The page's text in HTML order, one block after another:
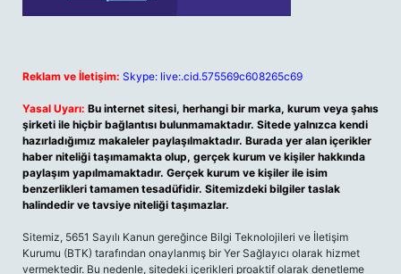
Reklam ve İletişim: Skype: live:.cid.575569c608265c69
Yasal Uyarı: Bu internet sitesi, herhangi bir marka, kurum veya şahıs
şirketi ile hiçbir bağlantısı bulunmamaktadır. Sitede yalnızca kendi
hazırladığımız makaleler paylaşılmaktadır. Burada yer alan içerikler
haber niteliği taşımamakta olup, gerçek kurum ve kişiler hakkında
paylaşım yapılmamaktadır. Gerçek kurum ve kişiler ile isim
benzerlikleri tamamen tesadüfidir. Sitemizdeki bilgiler taslak
halindedir ve tavsiye niteliği taşımazlar.
Sitemiz, 5651 Sayılı Kanun gereğince Bilgi Teknolojileri ve İletişim
Kurumu (BTK) tarafından onaylanmış bir Yer Sağlayıcı olarak hizmet
vermektedir. Bu nedenle, sitedeki içerikleri proaktif olarak denetleme